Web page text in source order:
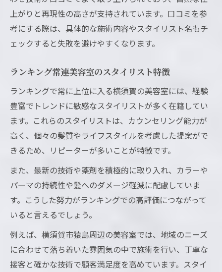
上がりと再現性の高さが支持されています。口コミを参
考にする際は、具体的な施術内容やスタイリスト名もチ
ェックすると失敗を避けやすくなります。
ランキング常連美容室のスタイリスト特徴
ランキングで常に上位に入る横須賀の美容室には、経験
豊富でトレンドに敏感なスタイリストが多く在籍してい
ます。これらのスタイリストは、カウンセリング能力が
高く、個々の髪質やライフスタイルを考慮した提案がで
きるため、リピーターが多いことが特徴です。
また、最新の技術や薬剤を積極的に取り入れ、カラーや
パーマの持続性や髪へのダメージ軽減に配慮していま
す。こうした努力がランキングでの高評価につながって
いると言えるでしょう。
例えば、横須賀市猿島周辺の美容室では、地域のニーズ
に合わせて落ち着いた雰囲気の中で施術を行い、丁寧な
接客と確かな技術で顧客満足度を高めています。スタイ